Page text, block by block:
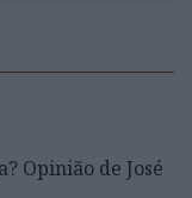
Opinião de José